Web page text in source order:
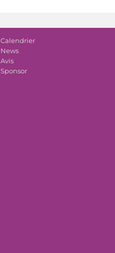
Calendrier
News
Avis
Sponsor